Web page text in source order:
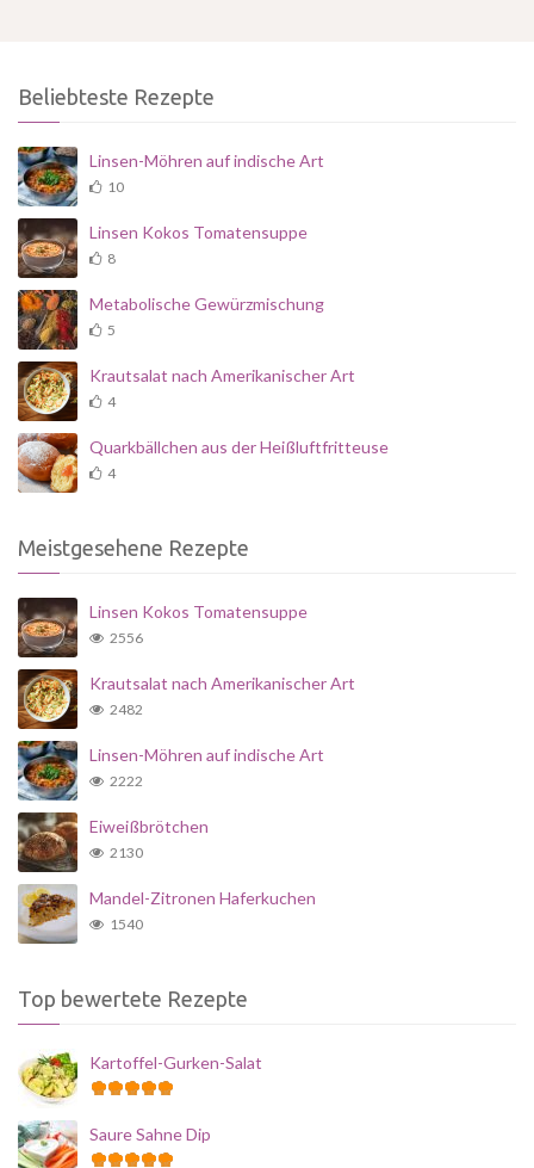
Beliebteste Rezepte
Linsen-Möhren auf indische Art
10
Linsen Kokos Tomatensuppe
8
Metabolische Gewürzmischung
5
Krautsalat nach Amerikanischer Art
4
Quarkbällchen aus der Heißluftfritteuse
4
Meistgesehene Rezepte
Linsen Kokos Tomatensuppe
2556
Krautsalat nach Amerikanischer Art
2482
Linsen-Möhren auf indische Art
2222
Eiweißbrötchen
2130
Mandel-Zitronen Haferkuchen
1540
Top bewertete Rezepte
Kartoffel-Gurken-Salat
Saure Sahne Dip